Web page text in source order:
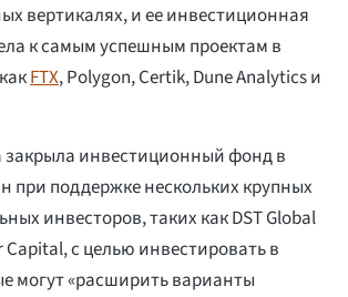
вертикалях, и ее инвестиционная
к самым успешным проектам в
FTX, Polygon, Certik, Dune Analytics и
инвестиционный фонд в
при поддержке нескольких крупных
инвесторов, таких как DST Global
Capital, с целью инвестировать в
могут «расширить варианты